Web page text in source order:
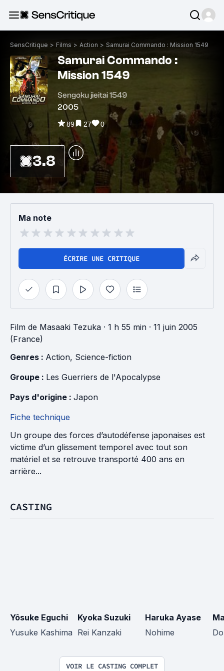
SensCritique > Films > Action > Samurai Commando : Mission 1549
Samurai Commando :
Mission 1549
Sengoku jieitai 1549
2005
89 27 0
3.8
Ma note
ÉCRIRE UNE CRITIQUE
Film de Masaaki Tezuka · 1 h 55 min · 11 juin 2005
(France)
Genres : Action, Science-fiction
Groupe : Les Guerriers de l'Apocalypse
Pays d'origine : Japon
Fiche technique
Un groupe des forces d’autodéfense japonaises est
victime d’un glissement temporel avec tout son
matériel et se retrouve transporté 400 ans en
arrière...
CASTING
Yôsuke Eguchi
Yusuke Kashima
Kyoka Suzuki
Rei Kanzaki
Haruka Ayase
Nohime
VOIR LE CASTING COMPLET